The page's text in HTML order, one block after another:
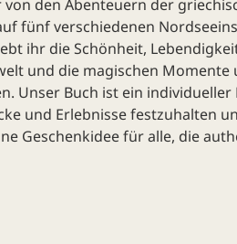
den Abenteuern der
fünf verschiedenen
ihr die Schönheit,
und die magischen Momente
Unser Buch ist ein
und Erlebnisse festzuhalten
Geschenkidee für alle, die